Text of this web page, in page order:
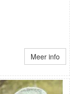
Meer info